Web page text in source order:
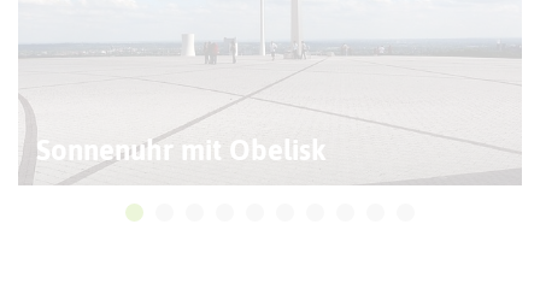
Sonnenuhr mit Obelisk